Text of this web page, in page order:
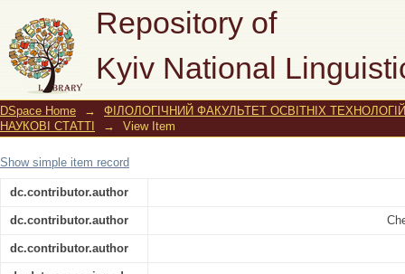
Repository of
Kyiv National
The higher education applicants’
DSpace Home →
ФІЛОЛОГІЧНИЙ ФАКУЛЬТЕТ ОСВІТНІХ ТЕХНОЛОГІЙ
НАУКОВІ СТАТТІ
→ View Item
Show simple item record
dc.contributor.author
dc.contributor.author
dc.contributor.author